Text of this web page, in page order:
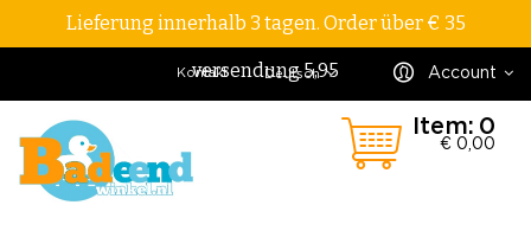
Lieferung innerhalb 3 tagen. Order über € 35
versendung 5,95 Account
Deutsch
Kontakt
Item: 0
€ 0,00